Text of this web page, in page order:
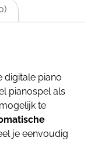
digitale piano
pianospel als
te
je eenvoudig